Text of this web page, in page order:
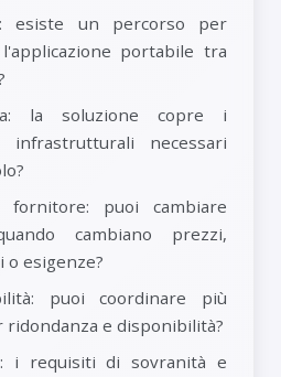
esiste un percorso per
portabile tra
la soluzione copre i
infrastrutturali necessari
fornitore: puoi cambiare
cambiano prezzi,
o esigenze?
puoi coordinare più
e disponibilità?
i requisiti di sovranità e